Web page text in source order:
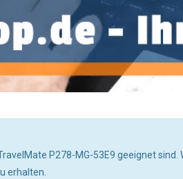
P278-MG-53E9 geeignet
erhalten.